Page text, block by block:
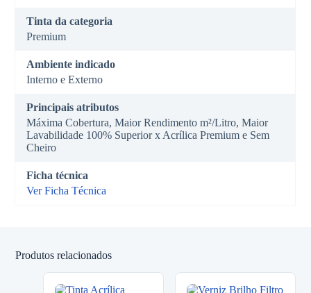
Tinta da categoria
Premium
Ambiente indicado
Interno e Externo
Principais atributos
Máxima Cobertura, Maior Rendimento m²/Litro, Maior
Lavabilidade 100% Superior x Acrílica Premium e Sem
Cheiro
Ficha técnica
Ver Ficha Técnica
Produtos relacionados